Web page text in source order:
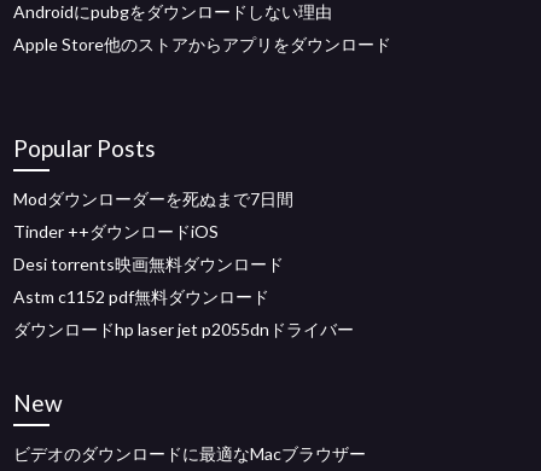
Androidにpubgをダウンロードしない理由
Apple Store他のストアからアプリをダウンロード
Popular Posts
Modダウンローダーを死ぬまで7日間
Tinder ++ダウンロードiOS
Desi torrents映画無料ダウンロード
Astm c1152 pdf無料ダウンロード
ダウンロードhp laser jet p2055dnドライバー
New
ビデオのダウンロードに最適なMacブラウザー